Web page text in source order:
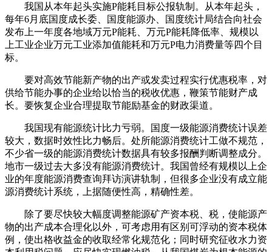
我国从本年起头实施P能耗目标公报轨制。从本年起头，
每年6月底国度成长委、国度能源办、国度统计局结合向社会
发布上一年度各地域万元P能耗、万元P能耗降低率、规模以
上工业企业万元工业添加值能耗和万元P电力消费量等四个目
标。
要对高效节能新产物的出产或发卖过程实行优惠税率，对
供给节能办事的企业给以恰当的税收优惠，鞭策节能财产成
长。要恢复企业合理提取节能励基金的财政渠道。
我国现有能源统计比力亏弱。国度一级能源消费统计误差
较大，数据时效性比力畅后。处所能源消费统计工做不规范，
不少省一级的能源消费统计数据具有较多报酬判断调整成分。
地市一级过去大多没有能源消费统计。我国曾经有规模以上企
业的年度能源消费查询拜访演讲轨制，但很多企业没有成立能
源消费统计系统，上据随便性高，精确性差。
除了要尽快较大幅度调整能源矿产资本税、税，使能源产
物的出产成本合理化以外，可考虑用有区别可浮动的资本税体
例，使出格收益金的收取经常化规范化；同时研究征收水力资